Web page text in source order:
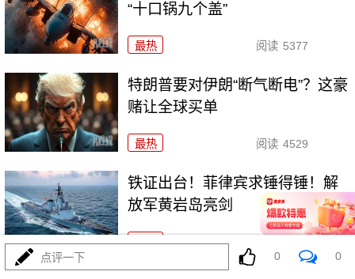
“十口锅九个盖”
最热 阅读 5377
特朗普要对伊朗“断气断电”？这豪
赌让全球买单
最热 阅读 4529
铁证出台！菲律宾求锤得锤！解
放军黄岩岛亮剑
最热
点评一下 0 0